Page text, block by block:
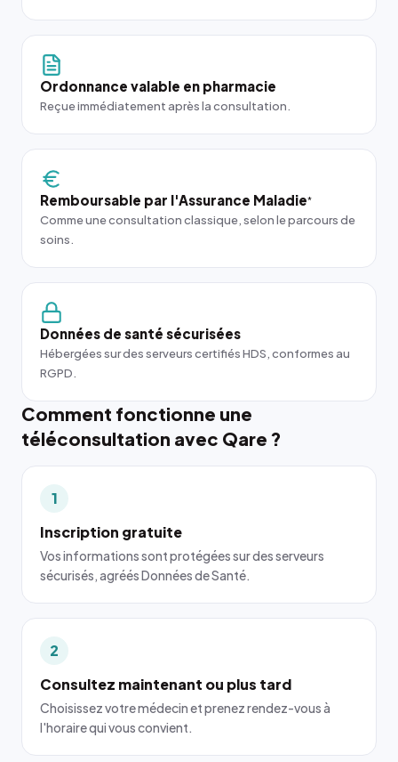
Ordonnance valable en pharmacie
Reçue immédiatement après la consultation.
Remboursable par l'Assurance Maladie*
Comme une consultation classique, selon le parcours de
soins.
Données de santé sécurisées
Hébergées sur des serveurs certifiés HDS, conformes au
RGPD.
Comment fonctionne une
téléconsultation avec Qare ?
1
Inscription gratuite
Vos informations sont protégées sur des serveurs
sécurisés, agréés Données de Santé.
2
Consultez maintenant ou plus tard
Choisissez votre médecin et prenez rendez-vous à
l'horaire qui vous convient.